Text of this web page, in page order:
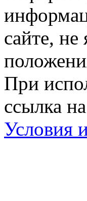
сайте,
При
ссылка
Условия